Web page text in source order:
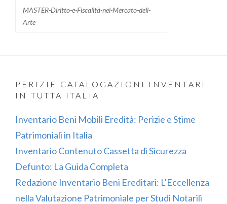
MASTER-Diritto-e-Fiscalità-nel-Mercato-dell-
Arte
PERIZIE CATALOGAZIONI INVENTARI
IN TUTTA ITALIA
Inventario Beni Mobili Eredità: Perizie e Stime
Patrimoniali in Italia
Inventario Contenuto Cassetta di Sicurezza
Defunto: La Guida Completa
Redazione Inventario Beni Ereditari: L’Eccellenza
nella Valutazione Patrimoniale per Studi Notarili